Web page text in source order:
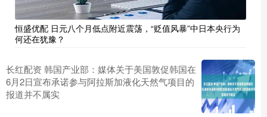
恒盛优配 日元八个月低点附近震荡，“贬值风暴”中日本央行为
何还在犹豫？
长红配资 韩国产业部：媒体关于美国敦促韩国在
6月2日宣布承诺参与阿拉斯加液化天然气项目的
报道并不属实